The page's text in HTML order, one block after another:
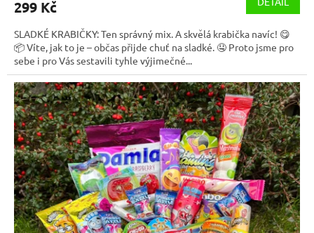
299 Kč
SLADKÉ KRABIČKY: Ten správný mix. A skvělá krabička navíc! 😋
📦 Víte, jak to je – občas přijde chuť na sladké. 🤤 Proto jsme pro
sebe i pro Vás sestavili tyhle výjimečné...